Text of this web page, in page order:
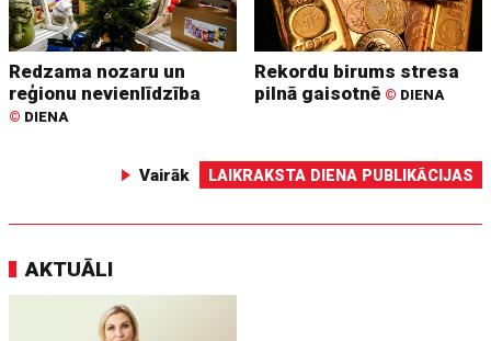
Redzama nozaru un
reģionu nevienlīdzība
© DIENA
Rekordu birums stresa
pilnā gaisotnē © DIENA
Vairāk LAIKRAKSTA DIENA PUBLIKĀCIJAS
AKTUĀLI